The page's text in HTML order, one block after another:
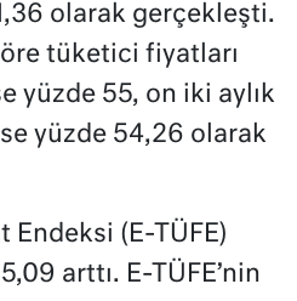
olarak gerçekleşti.
tüketici fiyatları
yüzde 55, on iki aylık
yüzde 54,26 olarak
Endeksi (E-TÜFE)
arttı. E-TÜFE’nin